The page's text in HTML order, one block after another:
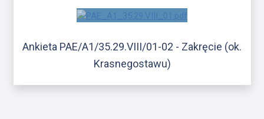
Ankieta PAE/A1/35.29.VIII/01-02 - Zakręcie (ok.
Krasnegostawu)